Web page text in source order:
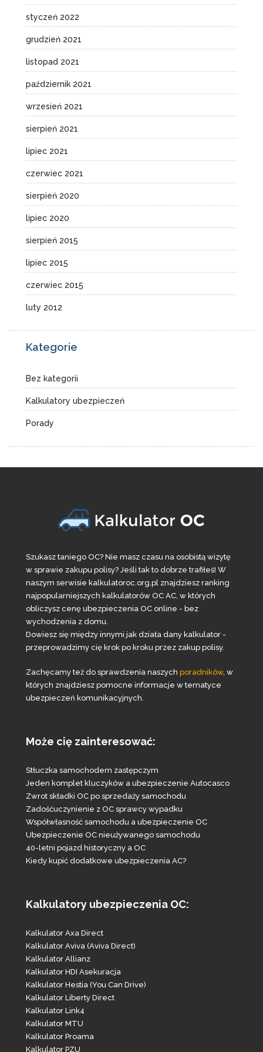
styczeń 2022
grudzień 2021
listopad 2021
październik 2021
wrzesień 2021
sierpień 2021
lipiec 2021
czerwiec 2021
sierpień 2020
lipiec 2020
sierpień 2015
lipiec 2015
czerwiec 2015
luty 2012
Kategorie
Bez kategorii
Kalkulatory ubezpieczeń
Porady
Szukasz taniego OC? Nie masz czasu na osobistą wizytę
w sprawie zakupu polisy? Jeśli tak to dobrze trafiłeś! W
naszym serwisie kalkulatoroc.org.pl znajdziesz ranking
najpopularniejszych kalkulatorów OC AC, w których
obliczysz cenę ubezpieczenia OC online - bez
wychodzenia z domu.
Dowiesz się między innymi jak działa dany kalkulator -
przeprowadzimy cię krok po kroku przez zakup polisy.
Zachęcamy też do sprawdzenia naszych poradników, w
których znajdziesz pomocne informacje w tematyce
ubezpieczeń komunikacyjnych.
Może cię zainteresować:
Stłuczka samochodem zastępczym
Jeden komplet kluczyków a ubezpieczenie Autocasco
Zwrot składki OC po sprzedaży samochodu
Zadośćuczynienie z OC sprawcy wypadku
Współwłasność samochodu a ubezpieczenie OC
Ubezpieczenie OC nieużywanego samochodu
40-letni pojazd historyczny a OC
Kiedy kupić dodatkowe ubezpieczenia AC?
Kalkulatory ubezpieczenia OC:
Kalkulator Axa Direct
Kalkulator Aviva (Aviva Direct)
Kalkulator Allianz
Kalkulator HDI Asekuracja
Kalkulator Hestia (You Can Drive)
Kalkulator Liberty Direct
Kalkulator Link4
Kalkulator MTU
Kalkulator Proama
Kalkulator PZU